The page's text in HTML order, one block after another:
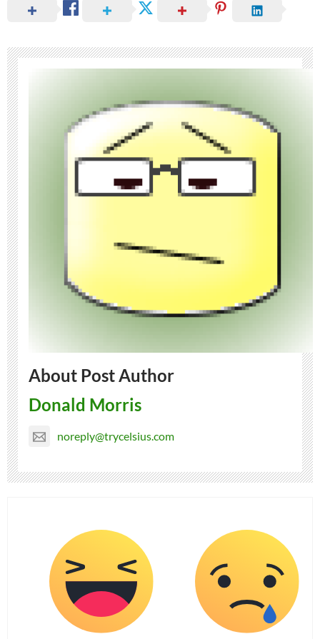
About Post Author
Donald Morris
noreply@trycelsius.com